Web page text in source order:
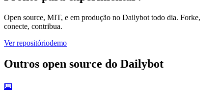
Open source, MIT, e em produção no Dailybot todo dia. Forke,
conecte, contribua.
Ver repositóriodemo
Outros open source do Dailybot
⌨️